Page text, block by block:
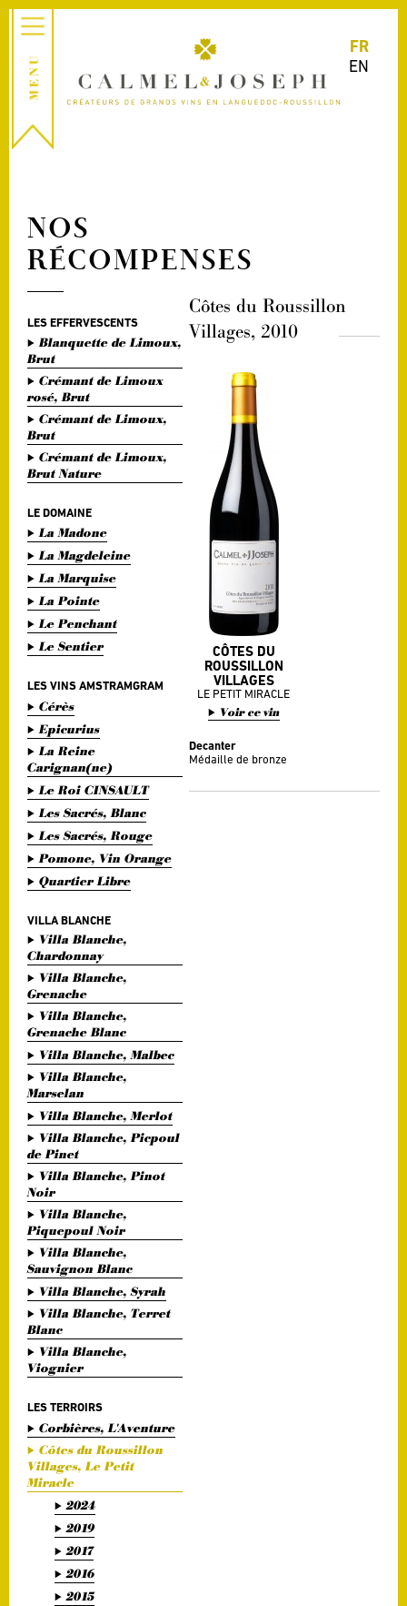
FR
EN
NOS
RÉCOMPENSES
LES EFFERVESCENTS
Blanquette de Limoux,
Brut
Crémant de Limoux
rosé, Brut
Crémant de Limoux,
Brut
Crémant de Limoux,
Brut Nature
LE DOMAINE
La Madone
La Magdeleine
La Marquise
La Pointe
Le Penchant
Le Sentier
LES VINS AMSTRAMGRAM
Cérès
Epicurius
La Reine
Carignan(ne)
Le Roi CINSAULT
Les Sacrés, Blanc
Les Sacrés, Rouge
Pomone, Vin Orange
Quartier Libre
VILLA BLANCHE
Villa Blanche,
Chardonnay
Villa Blanche,
Grenache
Villa Blanche,
Grenache Blanc
Villa Blanche, Malbec
Villa Blanche,
Marselan
Villa Blanche, Merlot
Villa Blanche, Picpoul
de Pinet
Villa Blanche, Pinot
Noir
Villa Blanche,
Piquepoul Noir
Villa Blanche,
Sauvignon Blanc
Villa Blanche, Syrah
Villa Blanche, Terret
Blanc
Villa Blanche,
Viognier
LES TERROIRS
Corbières, L'Aventure
Côtes du Roussillon
Villages, Le Petit
Miracle
2024
2019
2017
2016
2015
Côtes du Roussillon
Villages, 2010
CÔTES DU
ROUSSILLON
VILLAGES
LE PETIT MIRACLE
Voir ce vin
Decanter
Médaille de bronze